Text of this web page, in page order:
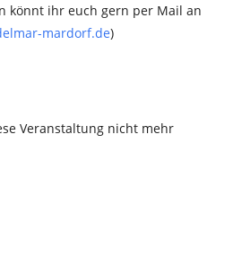
könnt ihr euch gern per Mail an
mardorf.de)
Veranstaltung nicht mehr